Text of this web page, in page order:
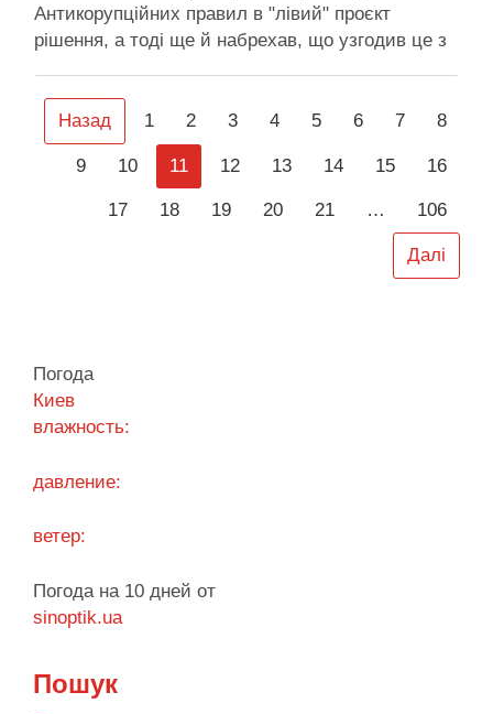
Антикорупційних правил в "лівий" проєкт
рішення, а тоді ще й набрехав, що узгодив це з
моментом, каже Вікторія Пташник: потенційно
корупціогенну правку "приніс" депутатам, коли її
разом з Дмитром Білоцерковцем не було на
пленарному засіданні У Київраді …
Назад 1 2 3 4 5 6 7 8
9 10 11 12 13 14 15 16
17 18 19 20 21 … 106
Далі
Погода
Киев
влажность:
давление:
ветер:
Погода на 10 дней от
sinoptik.ua
Пошук